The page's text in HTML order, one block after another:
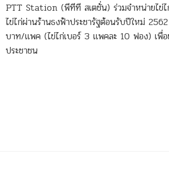
PTT Station (พีทีที สเตชั่น) ร่วมจำหน่ายไข่ไ
ไข่ไก่ผ่านร้านธงฟ้าประชารัฐต้อนรับปีใหม่
บาท/แพค (ไข่ไก่เบอร์ 3 แพคละ 10 ฟอง) เพื่อ
ประชาชน